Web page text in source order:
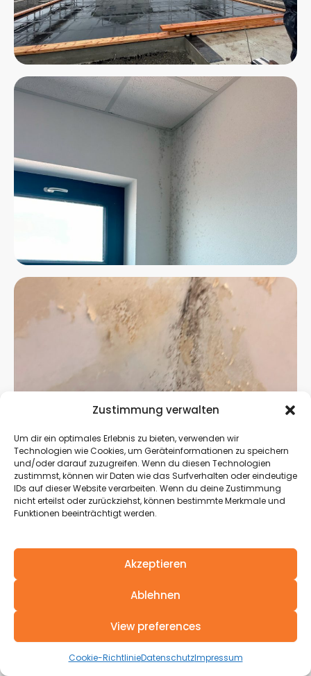
Zustimmung verwalten
Um dir ein optimales Erlebnis zu bieten, verwenden wir
Technologien wie Cookies, um Geräteinformationen zu speichern
und/oder darauf zuzugreifen. Wenn du diesen Technologien
zustimmst, können wir Daten wie das Surfverhalten oder eindeutige
IDs auf dieser Website verarbeiten. Wenn du deine Zustimmung
nicht erteilst oder zurückziehst, können bestimmte Merkmale und
Funktionen beeinträchtigt werden.
Akzeptieren
Ablehnen
View preferences
Cookie-RichtlinieDatenschutzImpressum